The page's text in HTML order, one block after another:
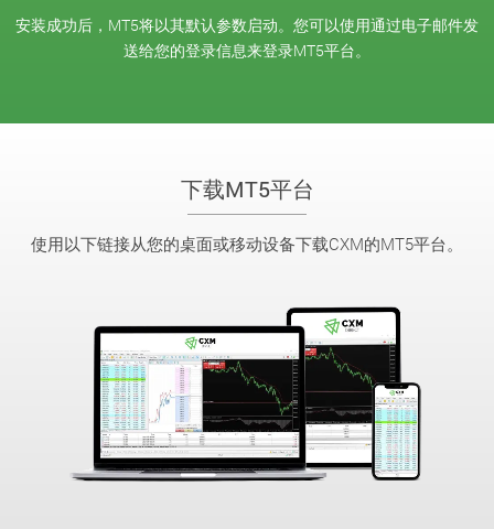
安装成功后，MT5将以其默认参数启动。您可以使用通过电子邮件发
送给您的登录信息来登录MT5平台。
下载MT5平台
使用以下链接从您的桌面或移动设备下载CXM的MT5平台。